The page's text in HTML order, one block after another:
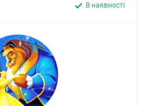
В наявності